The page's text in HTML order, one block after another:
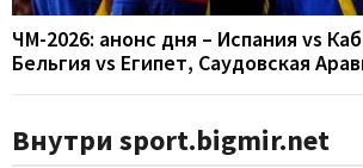
ЧМ-2026: анонс дня – Испания vs
Бельгия vs Египет, Саудовская
Внутри sport.bigmir.net